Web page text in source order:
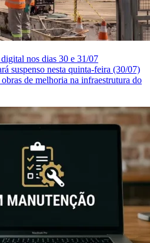
nos dias 30 e 31/07
suspenso nesta quinta-feira (30/07)
de melhoria na infraestrutura do